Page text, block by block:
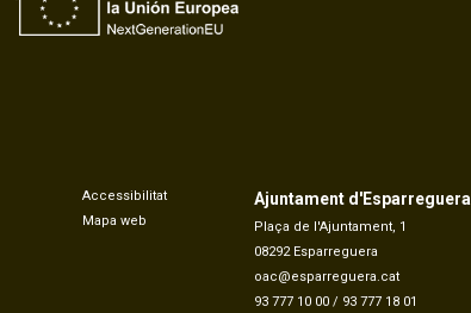
Accessibilitat
Mapa web
Ajuntament d'Esparreguera
Plaça de l'Ajuntament, 1
08292 Esparreguera
oac@esparreguera.cat
93 777 10 00/ 93 777 18 01